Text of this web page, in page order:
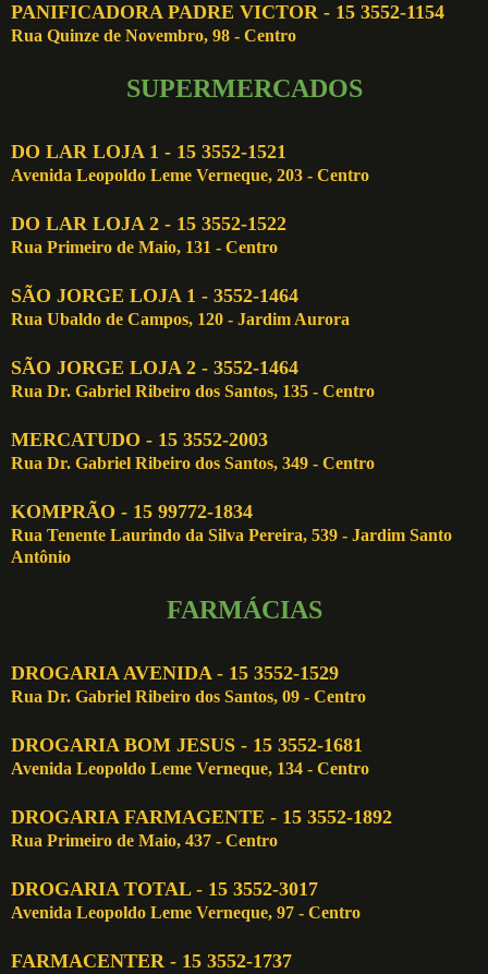
PANIFICADORA PADRE VICTOR - 15 3552-1154
Rua Quinze de Novembro, 98 - Centro
SUPERMERCADOS
DO LAR LOJA 1 - 15 3552-1521
Avenida Leopoldo Leme Verneque, 203 - Centro
DO LAR LOJA 2 - 15 3552-1522
Rua Primeiro de Maio, 131 - Centro
SÃO JORGE LOJA 1 - 3552-1464
Rua Ubaldo de Campos, 120 - Jardim Aurora
SÃO JORGE LOJA 2 - 3552-1464
Rua Dr. Gabriel Ribeiro dos Santos, 135 - Centro
MERCATUDO - 15 3552-2003
Rua Dr. Gabriel Ribeiro dos Santos, 349 - Centro
KOMPRÃO - 15 99772-1834
Rua Tenente Laurindo da Silva Pereira, 539 - Jardim Santo
Antônio
FARMÁCIAS
DROGARIA AVENIDA - 15 3552-1529
Rua Dr. Gabriel Ribeiro dos Santos, 09 - Centro
DROGARIA BOM JESUS - 15 3552-1681
Avenida Leopoldo Leme Verneque, 134 - Centro
DROGARIA FARMAGENTE - 15 3552-1892
Rua Primeiro de Maio, 437 - Centro
DROGARIA TOTAL - 15 3552-3017
Avenida Leopoldo Leme Verneque, 97 - Centro
FARMACENTER - 15 3552-1737